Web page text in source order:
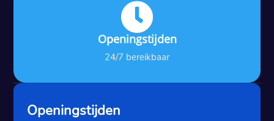

Openingstijden
24/7 bereikbaar
Openingstijden